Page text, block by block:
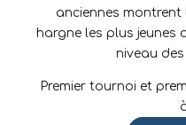
anciennes montrent
hargne les plus jeunes
niveau
Premier tournoi et